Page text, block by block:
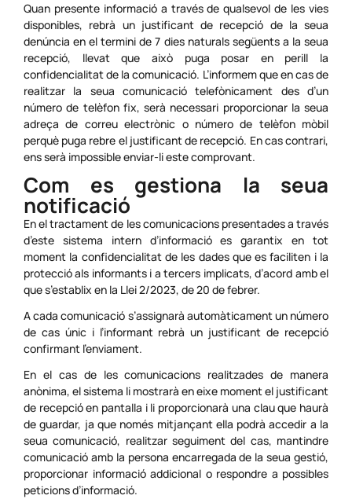
Quan presente informació a través de qualsevol de les vies
disponibles, rebrà un justificant de recepció de la seua
denúncia en el termini de 7 dies naturals següents a la seua
recepció, llevat que això puga posar en perill la
confidencialitat de la comunicació. L’informem que en cas de
realitzar la seua comunicació telefònicament des d’un
número de telèfon fix, serà necessari proporcionar la seua
adreça de correu electrònic o número de telèfon mòbil
perquè puga rebre el justificant de recepció. En cas contrari,
ens serà impossible enviar-li este comprovant.
Com es gestiona la seua
notificació
En el tractament de les comunicacions presentades a través
d’este sistema intern d’informació es garantix en tot
moment la confidencialitat de les dades que es faciliten i la
protecció als informants i a tercers implicats, d’acord amb el
que s’establix en la Llei 2/2023, de 20 de febrer.
A cada comunicació s’assignarà automàticament un número
de cas únic i l’informant rebrà un justificant de recepció
confirmant l’enviament.
En el cas de les comunicacions realitzades de manera
anònima, el sistema li mostrarà en eixe moment el justificant
de recepció en pantalla i li proporcionarà una clau que haurà
de guardar, ja que només mitjançant ella podrà accedir a la
seua comunicació, realitzar seguiment del cas, mantindre
comunicació amb la persona encarregada de la seua gestió,
proporcionar informació addicional o respondre a possibles
peticions d’informació.